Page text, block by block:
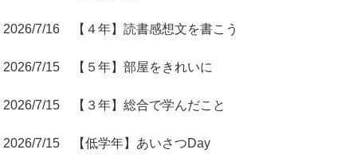
2026/7/16 【４年】読書感想文を書こう
2026/7/15 【５年】部屋をきれいに
2026/7/15 【３年】総合で学んだこと
2026/7/15 【低学年】あいさつDay